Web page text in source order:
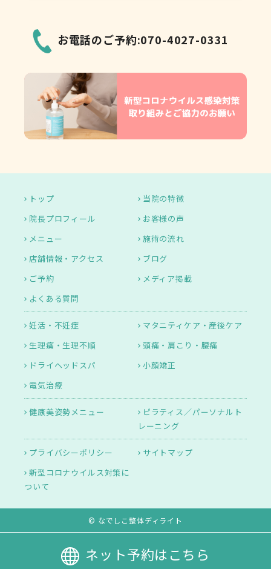
お電話のご予約:070-4027-0331
トップ
当院の特徴
院長プロフィール
お客様の声
メニュー
施術の流れ
店舗情報・アクセス
ブログ
ご予約
メディア掲載
よくある質問
妊活・不妊症
マタニティケア・産後ケア
生理痛・生理不順
頭痛・肩こり・腰痛
ドライヘッドスパ
小顔矯正
電気治療
健康美姿勢メニュー
ピラティス／パーソナルト
レーニング
プライバシーポリシー
サイトマップ
新型コロナウイルス対策に
ついて
© なでしこ整体ディライト
ネット予約はこちら